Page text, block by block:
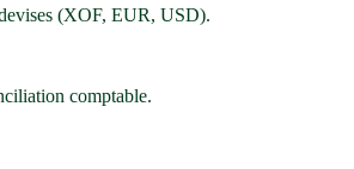
(XOF, EUR, USD).
comptable.